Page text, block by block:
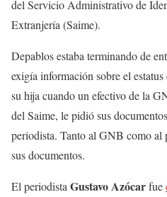
del Servicio Administrativo de
Extranjería (Saime).
Depablos estaba terminando de
exigía información sobre el
su hija cuando un efectivo de la
del Saime, le pidió sus
periodista. Tanto al GNB como al
sus documentos.
El periodista Gustavo Azócarfue